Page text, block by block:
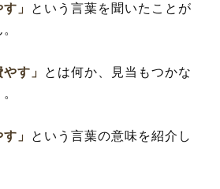
」
という言葉を聞いたことが
す」
とは何か、見当もつかな
」
という言葉の意味を紹介し